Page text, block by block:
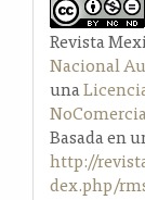
Revista
Nacional
una
Basada en
http://
dex.php/